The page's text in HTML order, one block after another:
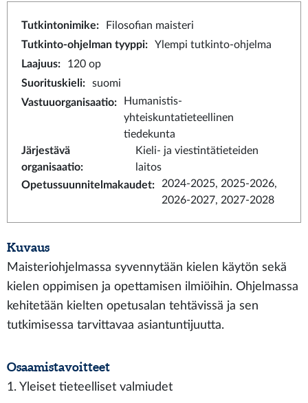
Tutkintonimike:
Filosofian maisteri
Tutkinto-ohjelman tyyppi:
Ylempi tutkinto-ohjelma
Laajuus:
120 op
Suorituskieli:
suomi
Vastuuorganisaatio:
Humanistis-
yhteiskuntatieteellinen
tiedekunta
Järjestävä
organisaatio:
Kieli- ja viestintätieteiden
laitos
Opetussuunnitelmakaudet:
2024-2025, 2025-2026,
2026-2027, 2027-2028
Kuvaus
Maisteriohjelmassa syvennytään kielen käytön sekä
kielen oppimisen ja opettamisen ilmiöihin. Ohjelmassa
kehitetään kielten opetusalan tehtävissä ja sen
tutkimisessa tarvittavaa asiantuntijuutta.
Osaamistavoitteet
1. Yleiset tieteelliset valmiudet